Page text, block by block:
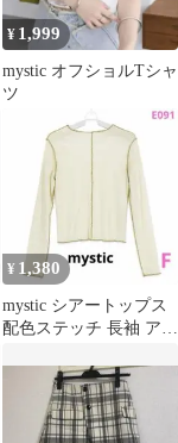
¥ 1,999
mystic オフショルTシャ
ツ
¥ 1,380
mystic シアートップス
配色ステッチ 長袖 アイ